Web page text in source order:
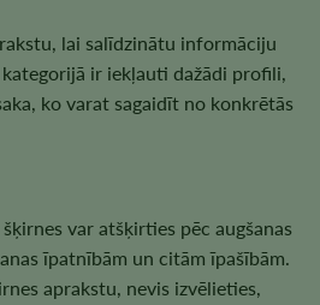
lai salīdzinātu informāciju
ir iekļauti dažādi profili,
ko varat sagaidīt no konkrētās
var atšķirties pēc augšanas
īpatnībām un citām īpašībām.
aprakstu, nevis izvēlieties,